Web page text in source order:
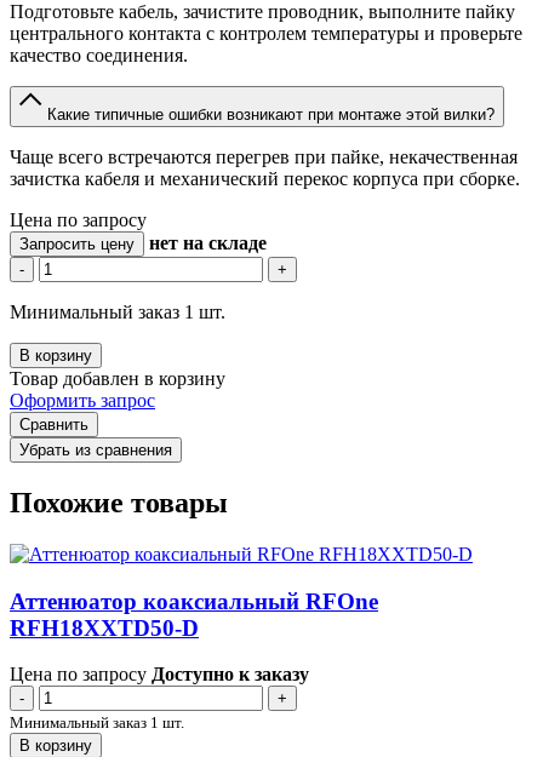
Подготовьте кабель, зачистите проводник, выполните пайку
центрального контакта с контролем температуры и проверьте
качество соединения.
Какие типичные ошибки возникают при монтаже этой вилки?
Чаще всего встречаются перегрев при пайке, некачественная
зачистка кабеля и механический перекос корпуса при сборке.
Цена по запросу
Запросить цену нет на складе
- +
Минимальный заказ 1 шт.
В корзину
Товар добавлен в корзину
Оформить запрос
Сравнить
Убрать из сравнения
Похожие товары
Аттенюатор коаксиальный RFOne
RFH18XXTD50-D
Цена по запросу Доступно к заказу
-
+
Минимальный заказ 1 шт.
В корзину